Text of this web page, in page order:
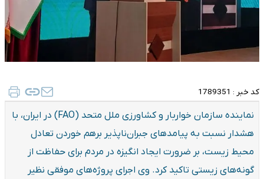
کد خبر : 1789351
نماینده سازمان خواربار و کشاورزی ملل متحد (FAO) در ایران، با
هشدار نسبت به پیامدهای جبران‌ناپذیر برهم خوردن تعادل
محیط زیست، بر ضرورت ایجاد انگیزه در مردم برای حفاظت از
گونه‌های زیستی تاکید کرد. وی اجرای پروژه‌های موفقی نظیر